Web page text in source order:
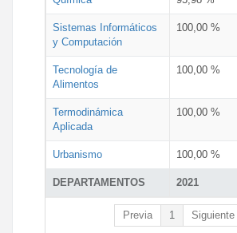
DEPARTAMENTOS 2021
Sistemas Informáticos
y Computación
100,00 %
Tecnología de
Alimentos
100,00 %
Termodinámica
Aplicada
100,00 %
Urbanismo 100,00 %
Previa 1 Siguiente